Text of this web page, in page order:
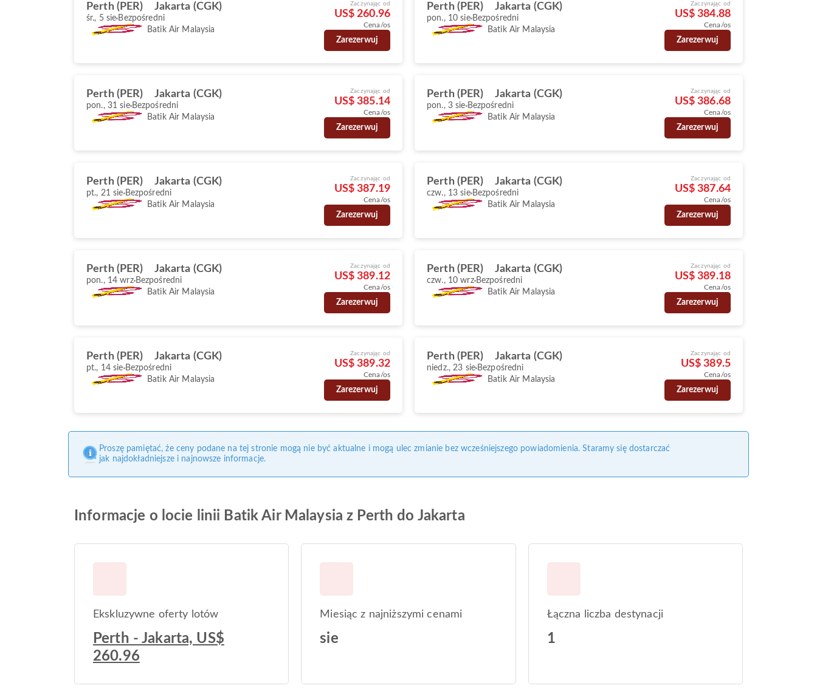
Perth (PER) Jakarta (CGK)
śr., 5 sie Bezpośredni
Batik Air Malaysia
Zaczynając od
US$ 260.96
Cena/os
Zarezerwuj
Perth (PER) Jakarta (CGK)
pon., 10 sie Bezpośredni
Batik Air Malaysia
Zaczynając od
US$ 384.88
Cena/os
Zarezerwuj
Perth (PER) Jakarta (CGK)
pon., 31 sie Bezpośredni
Batik Air Malaysia
Zaczynając od
US$ 385.14
Cena/os
Zarezerwuj
Perth (PER) Jakarta (CGK)
pon., 3 sie Bezpośredni
Batik Air Malaysia
Zaczynając od
US$ 386.68
Cena/os
Zarezerwuj
Perth (PER) Jakarta (CGK)
pt., 21 sie Bezpośredni
Batik Air Malaysia
Zaczynając od
US$ 387.19
Cena/os
Zarezerwuj
Perth (PER) Jakarta (CGK)
czw., 13 sie Bezpośredni
Batik Air Malaysia
Zaczynając od
US$ 387.64
Cena/os
Zarezerwuj
Perth (PER) Jakarta (CGK)
pon., 14 wrz Bezpośredni
Batik Air Malaysia
Zaczynając od
US$ 389.12
Cena/os
Zarezerwuj
Perth (PER) Jakarta (CGK)
czw., 10 wrz Bezpośredni
Batik Air Malaysia
Zaczynając od
US$ 389.18
Cena/os
Zarezerwuj
Perth (PER) Jakarta (CGK)
pt., 14 sie Bezpośredni
Batik Air Malaysia
Zaczynając od
US$ 389.32
Cena/os
Zarezerwuj
Perth (PER) Jakarta (CGK)
niedz., 23 sie Bezpośredni
Batik Air Malaysia
Zaczynając od
US$ 389.5
Cena/os
Zarezerwuj
Proszę pamiętać, że ceny podane na tej stronie mogą nie być aktualne i mogą ulec zmianie bez wcześniejszego powiadomienia. Staramy się dostarczać
jak najdokładniejsze i najnowsze informacje.
Informacje o locie linii Batik Air Malaysia z Perth do Jakarta
Ekskluzywne oferty lotów
Perth - Jakarta, US$
260.96
Miesiąc z najniższymi cenami
sie
Łączna liczba destynacji
1